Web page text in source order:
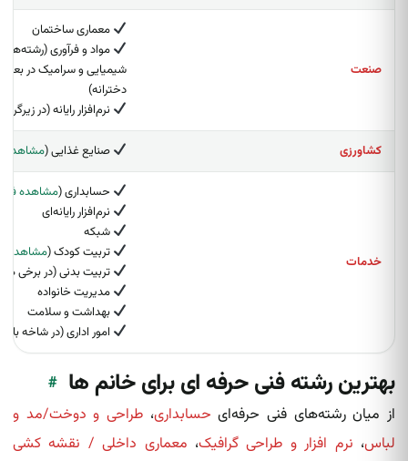
صنعت
معماری ساختمان
مواد و فرآوری
شیمیایی و سرامیک در
دخترانه)
نرم‌افزار رایانه (در
کشاورزی صنایع غذایی (مشاهده
خدمات
حسابداری (مشاهده
نرم‌افزار رایانه‌ای
شبکه
تربیت کودک (مشاهده
تربیت بدنی (در برخی
مدیریت خانواده
بهداشت و سلامت
امور اداری (در شاخه
بهترین رشته فنی حرفه ای برای خانم ها #
از میان رشته‌های فنی حرفه‌ای حسابداری، طراحی و دوخت/مد و
لباس، نرم افزار و طراحی گرافیک، معماری داخلی / نقشه کشی